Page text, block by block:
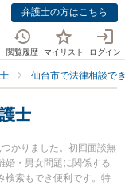
弁護士の方はこちら
閲覧履歴 マイリスト ログイン
仙台市で法律相談で
士
かりました。初回面談無
婚・男女問題に関係する
検索もでき便利です。特